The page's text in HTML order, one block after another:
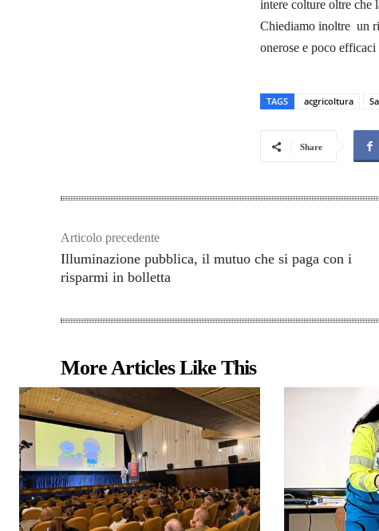
intere colture oltre che
Chiediamo inoltre un
onerose e poco
TAGS acgricoltura
Share
Articolo precedente
Illuminazione pubblica, il mutuo che si paga con i
risparmi in bolletta
More Articles Like This